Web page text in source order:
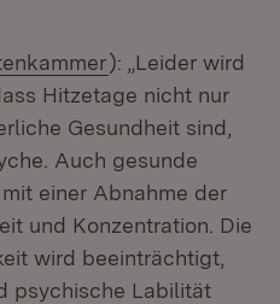
(Öffnet in neuem
): „Leider wird
Hitzetage nicht nur
Gesundheit sind,
Auch gesunde
einer Abnahme der
und Konzentration. Die
wird beeinträchtigt,
psychische Labilität